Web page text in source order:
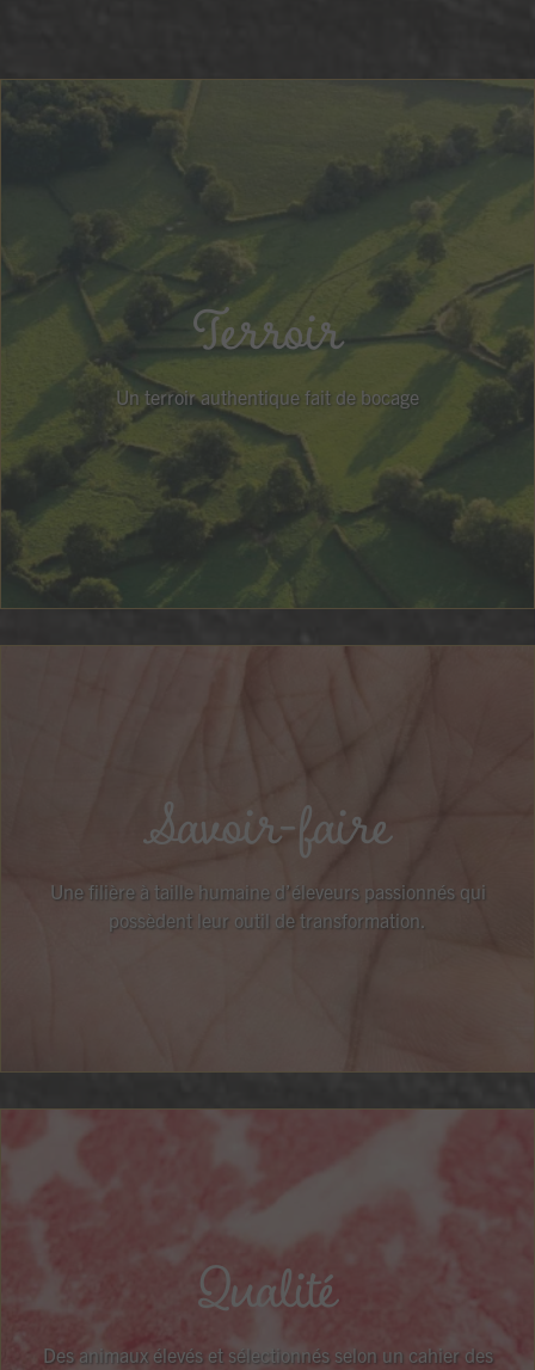
Terroir
Un terroir authentique fait de bocage
Savoir-faire
Une filière à taille humaine d’éleveurs passionnés qui
possèdent leur outil de transformation.
Qualité
Des animaux élevés et sélectionnés selon un cahier des